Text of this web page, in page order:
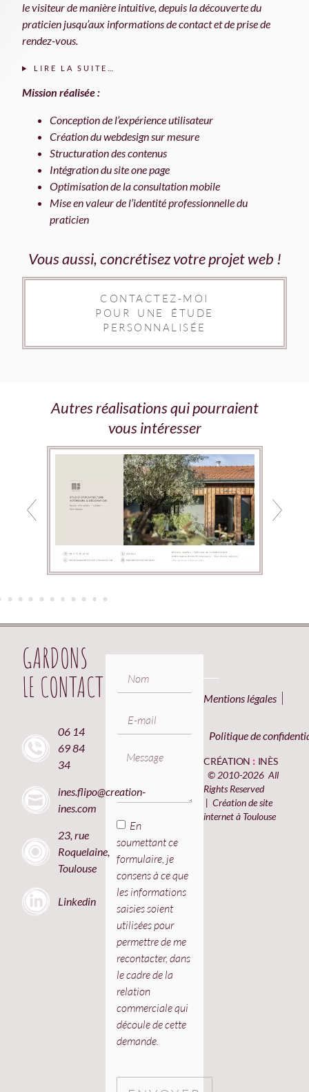
le visiteur de manière intuitive, depuis la découverte du
praticien jusqu’aux informations de contact et de prise de
rendez-vous.
LIRE LA SUITE…
Mission réalisée :
Conception de l’expérience utilisateur
Création du webdesign sur mesure
Structuration des contenus
Intégration du site one page
Optimisation de la consultation mobile
Mise en valeur de l’identité professionnelle du
praticien
Vous aussi, concrétisez votre projet web !
CONTACTEZ-MOI
POUR UNE ÉTUDE
PERSONNALISÉE
Autres réalisations qui pourraient
vous intéresser
GARDONS
LE CONTACT
06 14
69 84
34
ines.flipo@creation-
ines.com
23, rue
Roquelaine,
Toulouse
Linkedin
En
soumettant ce
formulaire, je
consens à ce que
les informations
saisies soient
utilisées pour
permettre de me
recontacter, dans
le cadre de la
relation
commerciale qui
découle de cette
demande.
Mentions légales
Politique de
CRÉATION : INÈS
© 2010-2026 All
Rights Reserved
| Création de site
internet à Toulouse